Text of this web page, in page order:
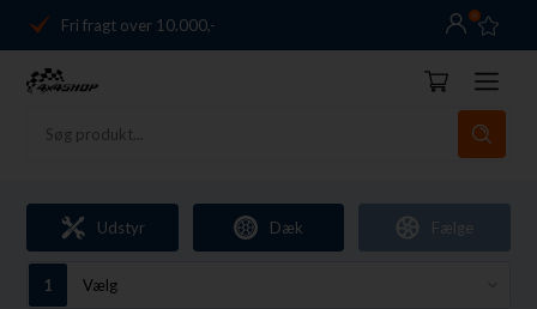
Fri fragt over 10.000,-
Danmarks førende
14 dages returret
Fri fragt over 10.000,-
Danmarks førende
0
Udstyr Dæk Fælge